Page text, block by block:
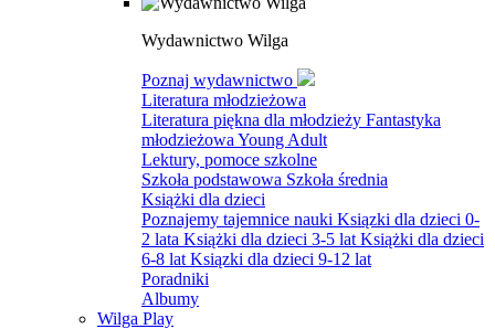
Wydawnictwo Wilga
Poznaj wydawnictwo
Literatura młodzieżowa
Literatura piękna dla młodzieży Fantastyka
młodzieżowa Young Adult
Lektury, pomoce szkolne
Szkoła podstawowa Szkoła średnia
Książki dla dzieci
Poznajemy tajemnice nauki Ksiązki dla dzieci 0-
2 lata Książki dla dzieci 3-5 lat Książki dla dzieci
6-8 lat Ksiązki dla dzieci 9-12 lat
Poradniki
Albumy
Wilga Play